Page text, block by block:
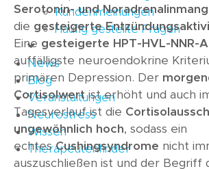
Kundenmeinungen
Häufig gestellte Fragen
News
Blog
Veranstaltungen
Neurostress
Wissen
Therapeutenfinder
Serotonin- und
die gesteigerte
Eine gesteigerte HPT-HVL-NNR-
auffälligste neuroendokrine
primären Depression. Der
Cortisolwertist erhöht und auch
Tagesverlauf ist die
ungewöhnlich hoch, sodass ein
echtesCushingsyndrome nicht
auszuschließen ist und der Begriff